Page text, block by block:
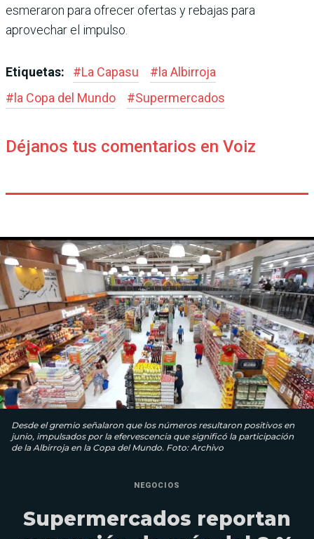
esmeraron para ofre­cer ofertas y rebajas para
aprovechar el impulso.
Etiquetas: #La Capasu # la Albirroja
# la Copa del Mundo #Supermercados
Déjanos tus comentarios en Voiz
Desde el gremio señalaron que los números resultaron positivos en
junio, impulsados por la efervescencia que significó la participación
de la Albirroja en la Copa del Mundo. Foto: Archivo
NEGOCIOS
Supermercados reportan